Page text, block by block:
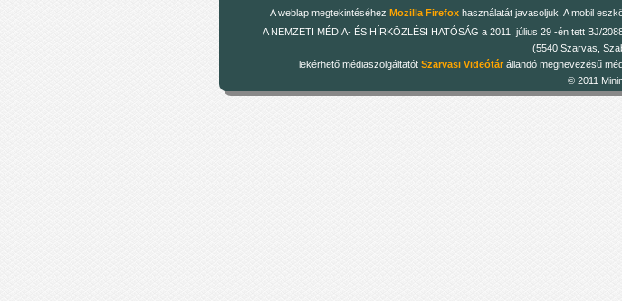
A weblap megtekintéséhezMozilla Firefox használatát javasoljuk. A mobil
A NEMZETI MÉDIA- ÉS HÍRKÖZLÉSI HATÓSÁG a 2011. július 29 -én tett BJ/
(5540 Szarvas,
lekérhető médiaszolgáltatótSzarvasi Videótár állandó megnevezésű
© 2011